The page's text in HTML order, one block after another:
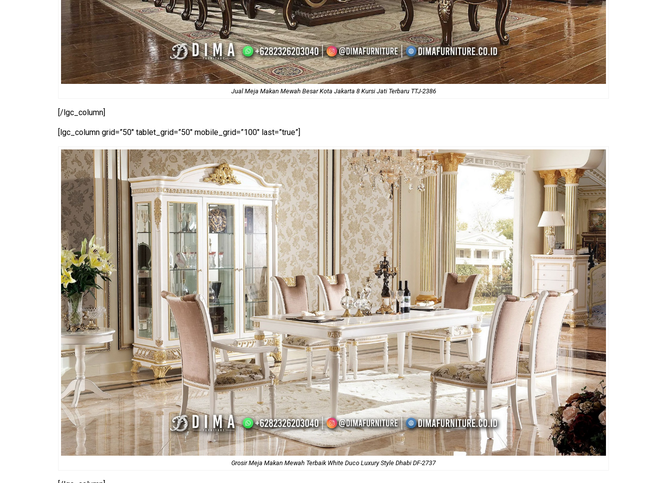
Jual Meja Makan Mewah Besar Kota Jakarta 8 Kursi Jati Terbaru TTJ-2386
[/lgc_column]
[lgc_column grid=”50″ tablet_grid=”50″ mobile_grid=”100″ last=”true”]
Grosir Meja Makan Mewah Terbaik White Duco Luxury Style Dhabi DF-2737